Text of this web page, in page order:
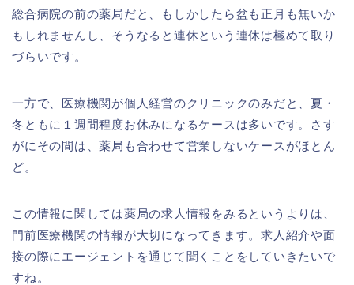
総合病院の前の薬局だと、もしかしたら盆も正月も無いか
もしれませんし、そうなると連休という連休は極めて取り
づらいです。
一方で、医療機関が個人経営のクリニックのみだと、夏・
冬ともに１週間程度お休みになるケースは多いです。さす
がにその間は、薬局も合わせて営業しないケースがほとん
ど。
この情報に関しては薬局の求人情報をみるというよりは、
門前医療機関の情報が大切になってきます。求人紹介や面
接の際にエージェントを通じて聞くことをしていきたいで
すね。